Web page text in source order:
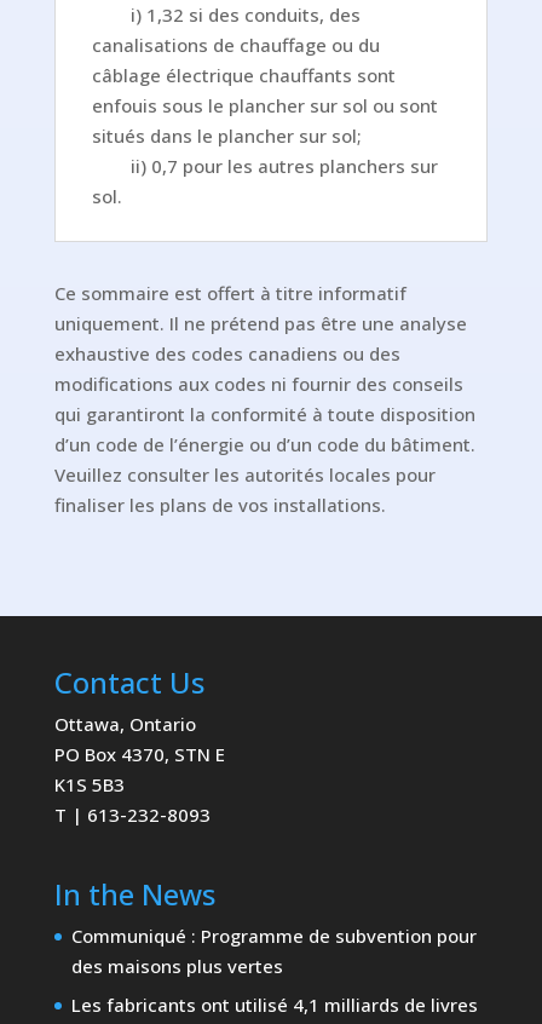
i) 1,32 si des conduits, des
canalisations de chauffage ou du
câblage électrique chauffants sont
enfouis sous le plancher sur sol ou sont
situés dans le plancher sur sol;
ii) 0,7 pour les autres planchers sur
sol.
Ce sommaire est offert à titre informatif
uniquement. Il ne prétend pas être une analyse
exhaustive des codes canadiens ou des
modifications aux codes ni fournir des conseils
qui garantiront la conformité à toute disposition
d’un code de l’énergie ou d’un code du bâtiment.
Veuillez consulter les autorités locales pour
finaliser les plans de vos installations.
Contact Us
Ottawa, Ontario
PO Box 4370, STN E
K1S 5B3
T | 613-232-8093
In the News
Communiqué : Programme de subvention pour
des maisons plus vertes
Les fabricants ont utilisé 4,1 milliards de livres